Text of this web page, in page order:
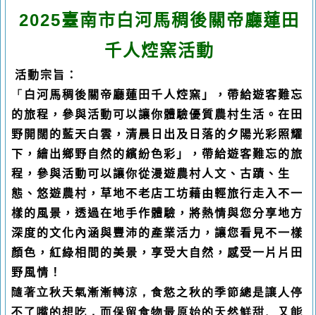
2025臺南市白河馬稠後關帝廳蓮田
千人焢窯活動
活動宗旨：
「 白河馬稠後關帝廳蓮田千人焢窯 」，帶給遊客難忘
的旅程，參與活動可以讓你體驗優質農村生活 。 在田
野開闊的藍天白雲，清晨日出及日落的夕陽光彩照耀
下，繪出鄉野自然的繽紛色彩」，帶給遊客難忘的旅
程，參與活動可以讓你從漫遊農村人文、古蹟、生
態、悠遊農村，草地不老店工坊藉由輕旅行走入不一
樣的風景，透過在地手作體驗，將熱情與您分享地方
深度的文化內涵與豐沛的產業活力，讓您看見不一樣
顏色，紅綠相間的美景，享受大自然，感受一片片田
野風情 ！
隨著立秋天氣漸漸轉涼，食慾之秋的季節總是讓人停
不了嘴的想吃，而保留食物最原始的天然鮮甜、又能